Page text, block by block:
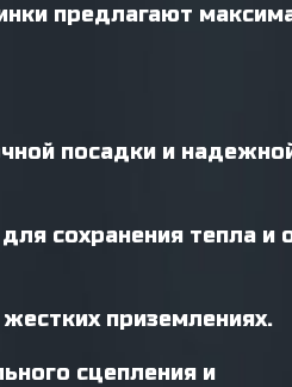
предлагают
посадки и
сохранения тепла и
приземлениях.
сцепления и